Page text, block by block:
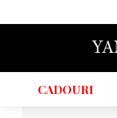
CADOURI